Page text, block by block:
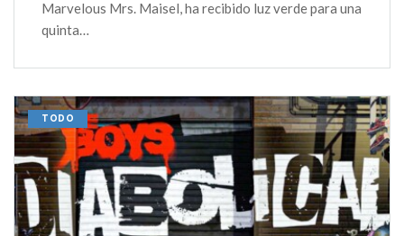
Marvelous Mrs. Maisel, ha recibido luz verde para una
quinta…
TODO